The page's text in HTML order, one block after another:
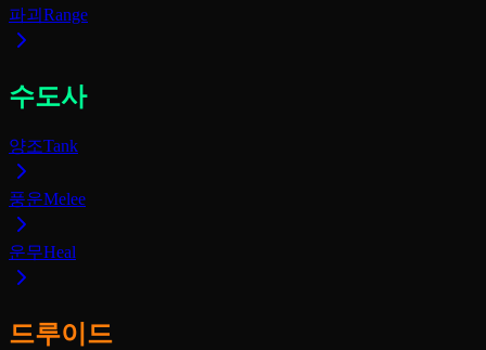
파괴 Range
수도사
양조Tank
풍운Melee
운무Heal
드루이드